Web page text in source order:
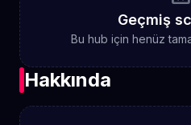
Geçmiş
Bu hub için henüz
Hakkında